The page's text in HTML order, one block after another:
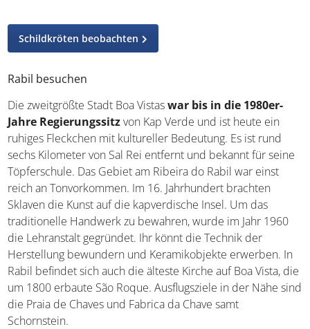
Schildkröten beobachten
Rabil besuchen
Die zweitgrößte Stadt Boa Vistaswar bis in die 1980er-
Jahre Regierungssitzvon Kap Verde und ist heute ein
ruhiges Fleckchen mit kultureller Bedeutung. Es ist rund
sechs Kilometer von Sal Rei entfernt und bekannt für seine
Töpferschule. Das Gebiet am Ribeira do Rabil war einst
reich an Tonvorkommen. Im 16. Jahrhundert brachten
Sklaven die Kunst auf die kapverdische Insel. Um das
traditionelle Handwerk zu bewahren, wurde im Jahr 1960
die Lehranstalt gegründet. Ihr könnt die Technik der
Herstellung bewundern und Keramikobjekte erwerben. In
Rabil befindet sich auch die älteste Kirche auf Boa Vista, die
um 1800 erbaute São Roque. Ausflugsziele in der Nähe sind
die Praia de Chaves und Fabrica da Chave samt
Schornstein.